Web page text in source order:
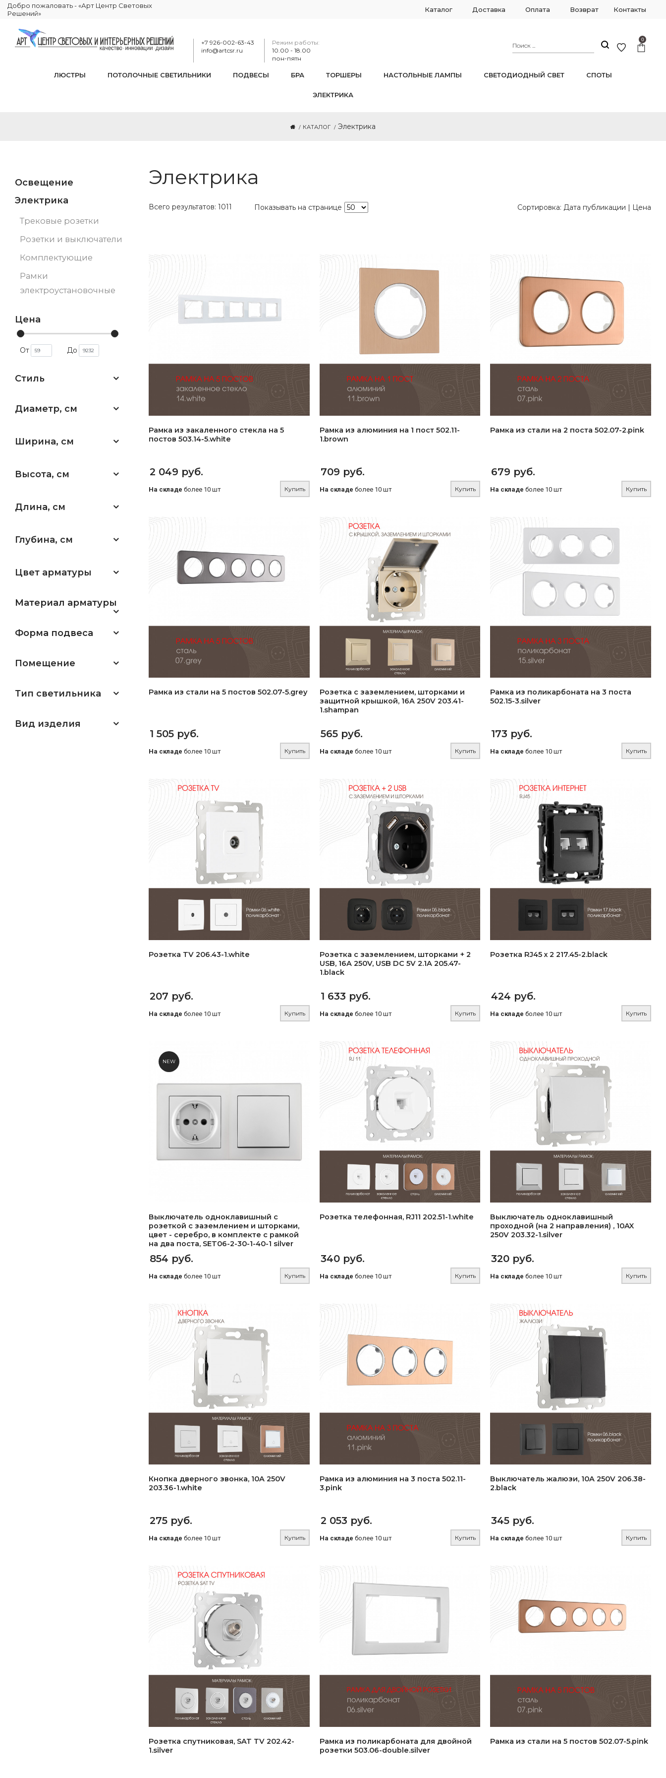
Добро пожаловать - «Арт Центр Световых
Решений»
Каталог Доставка Оплата Возврат Контакты
+7 926-002-63-43
info@artcsr.ru
Режим работы:
10.00 - 18.00
пон-пятн
0
ЛЮСТРЫ ПОТОЛОЧНЫЕ СВЕТИЛЬНИКИ ПОДВЕСЫ БРА ТОРШЕРЫ НАСТОЛЬНЫЕ ЛАМПЫ СВЕТОДИОДНЫЙ СВЕТ СПОТЫ
ЭЛЕКТРИКА
КАТАЛОГ Электрика
Электрика
Всего результатов: 1011 Показывать на странице Сортировка: Дата публикации | Цена
Рамка из закаленного стекла на 5
постов 503.14-5.white
2 049 руб.
На складе более 10 шт Купить
Рамка из алюминия на 1 пост 502.11-
1.brown
709 руб.
На складе более 10 шт Купить
Рамка из стали на 2 поста 502.07-2.pink
679 руб.
На складе более 10 шт Купить
Рамка из стали на 5 постов 502.07-5.grey
1 505 руб.
На складе более 10 шт Купить
Розетка с заземлением, шторками и
защитной крышкой, 16A 250V 203.41-
1.shampan
565 руб.
На складе более 10 шт Купить
Рамка из поликарбоната на 3 поста
502.15-3.silver
173 руб.
На складе более 10 шт Купить
Розетка TV 206.43-1.white
207 руб.
На складе более 10 шт Купить
Розетка с заземлением, шторками + 2
USB, 16A 250V, USB DC 5V 2.1A 205.47-
1.black
1 633 руб.
На складе более 10 шт Купить
Розетка RJ45 х 2 217.45-2.black
424 руб.
На складе более 10 шт Купить
NEW
Выключатель одноклавишный с
розеткой с заземлением и шторками,
цвет - серебро, в комплекте с рамкой
на два поста, SET06-2-30-1-40-1 silver
854 руб.
На складе более 10 шт Купить
Розетка телефонная, RJ11 202.51-1.white
340 руб.
На складе более 10 шт Купить
Выключатель одноклавишный
проходной (на 2 направления) , 10AX
250V 203.32-1.silver
320 руб.
На складе более 10 шт Купить
Кнопка дверного звонка, 10A 250V
203.36-1.white
275 руб.
На складе более 10 шт Купить
Рамка из алюминия на 3 поста 502.11-
3.pink
2 053 руб.
На складе более 10 шт Купить
Выключатель жалюзи, 10A 250V 206.38-
2.black
345 руб.
На складе более 10 шт Купить
Розетка спутниковая, SAT TV 202.42-
1.silver
Рамка из поликарбоната для двойной
розетки 503.06-double.silver
Рамка из стали на 5 постов 502.07-5.pink
Освещение
Электрика
Трековые розетки
Розетки и выключатели
Комплектующие
Рамки
электроустановочные
Цена
От До
Стиль
Диаметр, см
Ширина, см
Высота, см
Длина, см
Глубина, см
Цвет арматуры
Материал арматуры
Форма подвеса
Помещение
Тип светильника
Вид изделия